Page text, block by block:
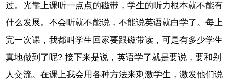
过。光靠上课听一点点的磁带，学生的听力根本就不能有
什么发展。不会听就不能说，不能说英语就白学了。每上
完一次课，我都叫学生回家要跟磁带读，可是有多少学生
真地做到了呢? 接下来是说，英语学了就是要说，要和别
人交流。在课上我会用各种方法来刺激学生，激发他们说